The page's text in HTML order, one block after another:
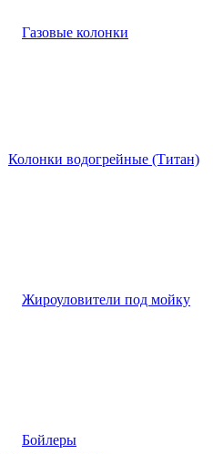
Газовые колонки
Колонки водогрейные (Титан)
Жироуловители под мойку
Бойлеры